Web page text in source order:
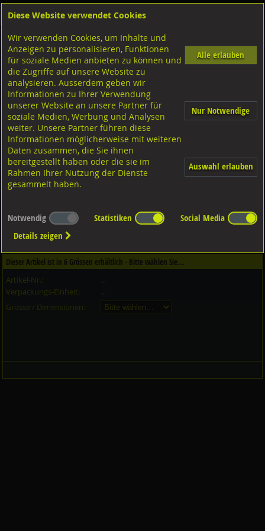
Shop Muttern Innengewinde Sicherungsmuttern
Sechskantmuttern Kombi mit Zahnscheibe
Dieser Artikel ist in 1Qualitäten erhältlich - Bitte wählen Sie...
Qualität / Oberfläche
Dieser Artikel ist in 6 Grössen erhältlich - Bitte wählen Sie...
Artikel-Nr.:
...
Verpackungs-Einheit:
...
Grösse / Dimensionen:
Diese Website verwendet Cookies
Wir verwenden Cookies, um Inhalte und
Anzeigen zu personalisieren, Funktionen
für soziale Medien anbieten zu können und
die Zugriffe auf unsere Website zu
analysieren. Ausserdem geben wir
Informationen zu Ihrer Verwendung
unserer Website an unsere Partner für
soziale Medien, Werbung und Analysen
weiter. Unsere Partner führen diese
Informationen möglicherweise mit weiteren
Daten zusammen, die Sie ihnen
bereitgestellt haben oder die sie im
Rahmen Ihrer Nutzung der Dienste
gesammelt haben.
Alle erlauben
Nur Notwendige
Auswahl erlauben
Notwendig Statistiken
Social Media
Details zeigen